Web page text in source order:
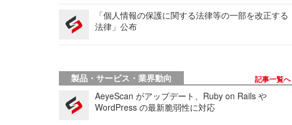
「個人情報の保護に関する法律等の一部を改正する
法律」公布
製品・サービス・業界動向 記事一覧へ
AeyeScan がアップデート、Ruby on Rails や
WordPress の最新脆弱性に対応